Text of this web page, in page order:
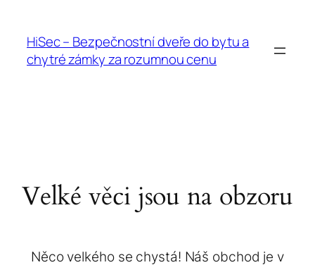
HiSec – Bezpečnostní dveře do bytu a
chytré zámky za rozumnou cenu
Velké věci jsou na obzoru
Něco velkého se chystá! Náš obchod je v